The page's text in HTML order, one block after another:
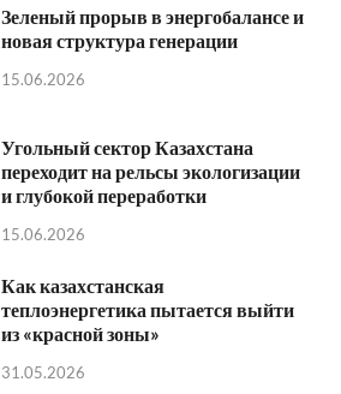
Зеленый прорыв в энергобалансе и
новая структура генерации
15.06.2026
Угольный сектор Казахстана
переходит на рельсы экологизации
и глубокой переработки
15.06.2026
Как казахстанская
теплоэнергетика пытается выйти
из «красной зоны»
31.05.2026